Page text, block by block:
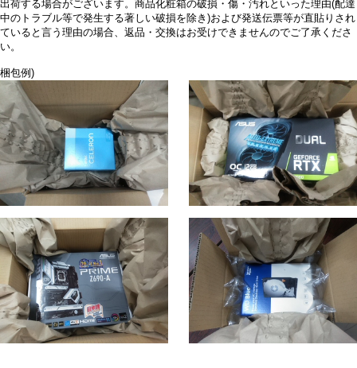
出荷する場合がございます。商品化粧箱の破損・傷・汚れといった理由(配達
中のトラブル等で発生する著しい破損を除き)および発送伝票等が直貼りされ
ていると言う理由の場合、返品・交換はお受けできませんのでご了承くださ
い。
梱包例)